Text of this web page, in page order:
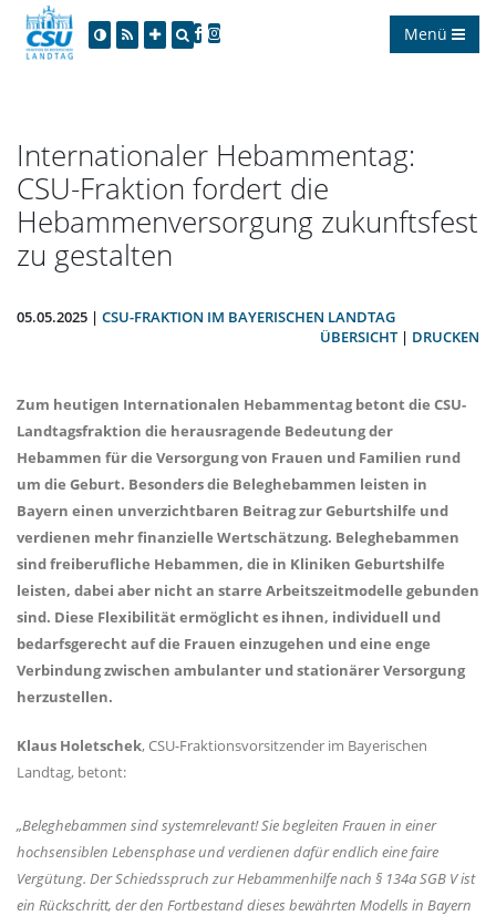
Menü
Internationaler Hebammentag:
CSU-Fraktion fordert die
Hebammenversorgung zukunftsfest
zu gestalten
05.05.2025 | CSU-FRAKTION IM BAYERISCHEN LANDTAG
ÜBERSICHT| DRUCKEN
Zum heutigen Internationalen Hebammentag betont die CSU-
Landtagsfraktion die herausragende Bedeutung der
Hebammen für die Versorgung von Frauen und Familien rund
um die Geburt. Besonders die Beleghebammen leisten in
Bayern einen unverzichtbaren Beitrag zur Geburtshilfe und
verdienen mehr finanzielle Wertschätzung. Beleghebammen
sind freiberufliche Hebammen, die in Kliniken Geburtshilfe
leisten, dabei aber nicht an starre Arbeitszeitmodelle gebunden
sind. Diese Flexibilität ermöglicht es ihnen, individuell und
bedarfsgerecht auf die Frauen einzugehen und eine enge
Verbindung zwischen ambulanter und stationärer Versorgung
herzustellen.
Klaus Holetschek, CSU-Fraktionsvorsitzender im Bayerischen
Landtag, betont:
Beleghebammen sind systemrelevant! Sie begleiten Frauen in einer
hochsensiblen Lebensphase und verdienen dafür endlich eine faire
Vergütung. Der Schiedsspruch zur Hebammenhilfe nach § 134a SGB V ist
ein Rückschritt, der den Fortbestand dieses bewährten Modells in Bayern